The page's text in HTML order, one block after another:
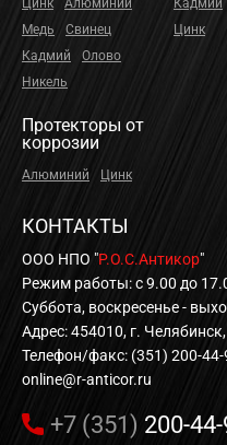
Цинк
Алюминий
Медь
Свинец
Кадмий
Олово
Никель
Кадмий
Цинк
Протекторы от
коррозии
Алюминий Цинк
КОНТАКТЫ
ООО НПО "Р.О.С.Антикор"
Режим работы: с 9.00 до
Суббота, воскресенье -
Адрес: 454010, г.
Телефон/факс: (351) 200-44-
online@r-anticor.ru
+7 (351) 200-